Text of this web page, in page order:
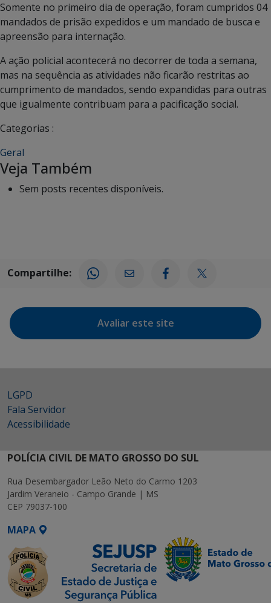
Somente no primeiro dia de operação, foram cumpridos 04
mandados de prisão expedidos e um mandado de busca e
apreensão para internação.
A ação policial acontecerá no decorrer de toda a semana,
mas na sequência as atividades não ficarão restritas ao
cumprimento de mandados, sendo expandidas para outras
que igualmente contribuam para a pacificação social.
Categorias :
Geral
Veja Também
Sem posts recentes disponíveis.
Compartilhe:
Avaliar este site
LGPD
Fala Servidor
Acessibilidade
POLÍCIA CIVIL DE MATO GROSSO DO SUL
Rua Desembargador Leão Neto do Carmo 1203
Jardim Veraneio - Campo Grande | MS
CEP 79037-100
MAPA